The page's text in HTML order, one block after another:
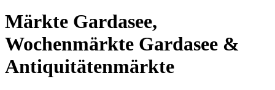
Märkte Gardasee,
Wochenmärkte Gardasee &
Antiquitätenmärkte